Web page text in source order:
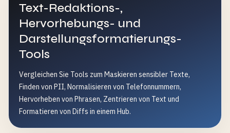
Text-Redaktions-,
Hervorhebungs- und
Darstellungsformatierungs-
Tools
Vergleichen Sie Tools zum Maskieren sensibler Texte,
Finden von PII, Normalisieren von Telefonnummern,
Hervorheben von Phrasen, Zentrieren von Text und
Formatieren von Diffs in einem Hub.